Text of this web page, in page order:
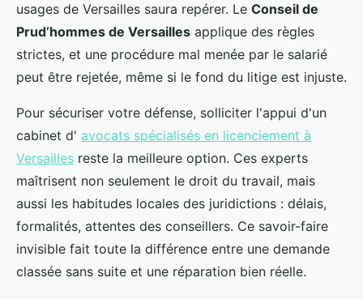
usages de Versailles saura repérer. Le Conseil de
Prud’hommes de Versailles applique des règles
strictes, et une procédure mal menée par le salarié
peut être rejetée, même si le fond du litige est injuste.
Pour sécuriser votre défense, solliciter l'appui d'un
cabinet d' avocats spécialisés en licenciement à
Versailles reste la meilleure option. Ces experts
maîtrisent non seulement le droit du travail, mais
aussi les habitudes locales des juridictions : délais,
formalités, attentes des conseillers. Ce savoir-faire
invisible fait toute la différence entre une demande
classée sans suite et une réparation bien réelle.